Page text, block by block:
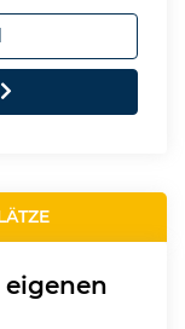
eigenen